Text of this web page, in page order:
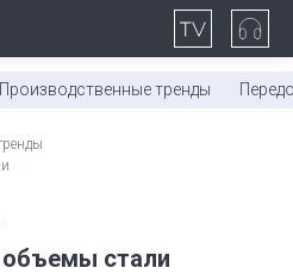
Производственные тренды
стали